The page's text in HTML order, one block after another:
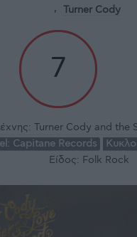
Turner Cody
7
Turner Cody and the
Capitane Records
Είδος: Folk Rock